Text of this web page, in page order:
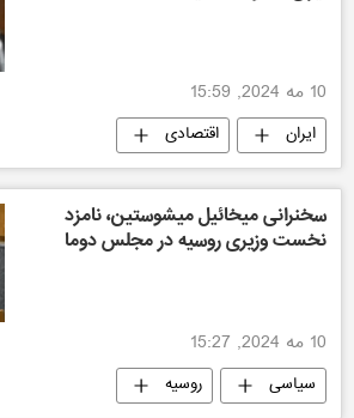
10 مه 2024, 15:59
ایران اقتصادی
سخنرانی میخائیل میشوستین، نامزد
نخست وزیری روسیه در مجلس دوما
10 مه 2024, 15:27
سیاسی روسیه